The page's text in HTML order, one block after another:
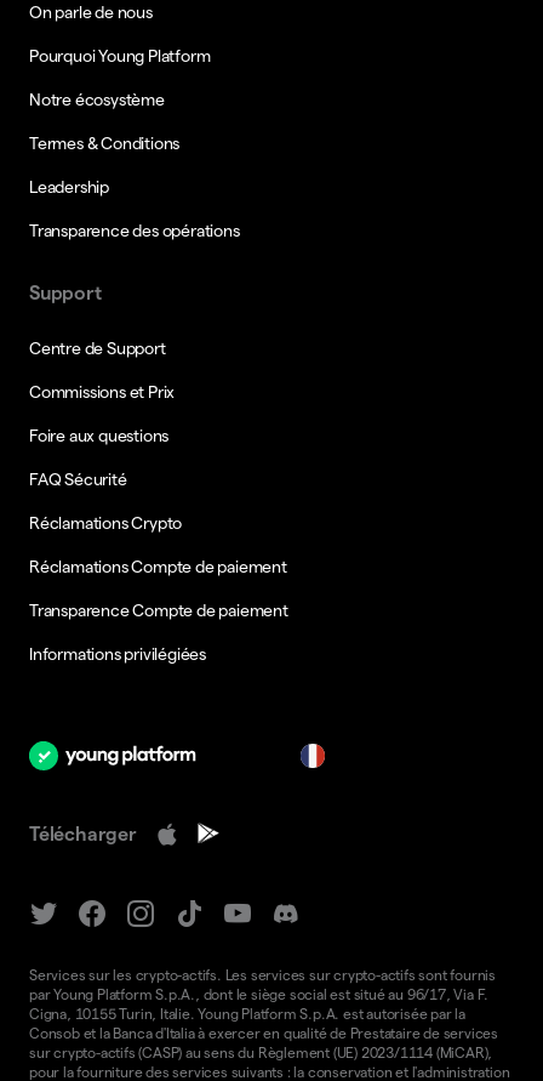
On parle de nous
Pourquoi Young Platform
Notre écosystème
Termes & Conditions
Leadership
Transparence des opérations
Support
Centre de Support
Commissions et Prix
Foire aux questions
FAQ Sécurité
Réclamations Crypto
Réclamations Compte de paiement
Transparence Compte de paiement
Informations privilégiées
Télécharger
Services sur les crypto-actifs. Les services sur crypto-actifs sont fournis
par Young Platform S.p.A., dont le siège social est situé au 96/17, Via F.
Cigna, 10155 Turin, Italie. Young Platform S.p.A. est autorisée par la
Consob et la Banca d'Italia à exercer en qualité de Prestataire de services
sur crypto-actifs (CASP) au sens du Règlement (UE) 2023/1114 (MiCAR),
pour la fourniture des services suivants : la conservation et l'administration